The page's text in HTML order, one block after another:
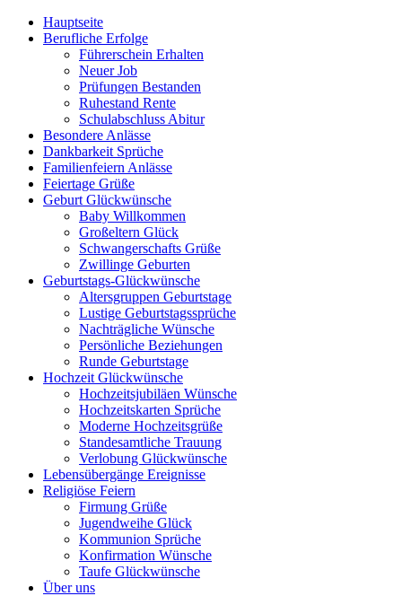
Hauptseite
Berufliche Erfolge
Führerschein Erhalten
Neuer Job
Prüfungen Bestanden
Ruhestand Rente
Schulabschluss Abitur
Besondere Anlässe
Dankbarkeit Sprüche
Familienfeiern Anlässe
Feiertage Grüße
Geburt Glückwünsche
Baby Willkommen
Großeltern Glück
Schwangerschafts Grüße
Zwillinge Geburten
Geburtstags-Glückwünsche
Altersgruppen Geburtstage
Lustige Geburtstagssprüche
Nachträgliche Wünsche
Persönliche Beziehungen
Runde Geburtstage
Hochzeit Glückwünsche
Hochzeitsjubiläen Wünsche
Hochzeitskarten Sprüche
Moderne Hochzeitsgrüße
Standesamtliche Trauung
Verlobung Glückwünsche
Lebensübergänge Ereignisse
Religiöse Feiern
Firmung Grüße
Jugendweihe Glück
Kommunion Sprüche
Konfirmation Wünsche
Taufe Glückwünsche
Über uns